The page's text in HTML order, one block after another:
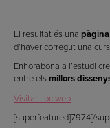
El resultat és una
d’haver corregut una
Enhorabona a l’estudi
entre els millors
Visitar lloc web
[superfeatured]7974[/